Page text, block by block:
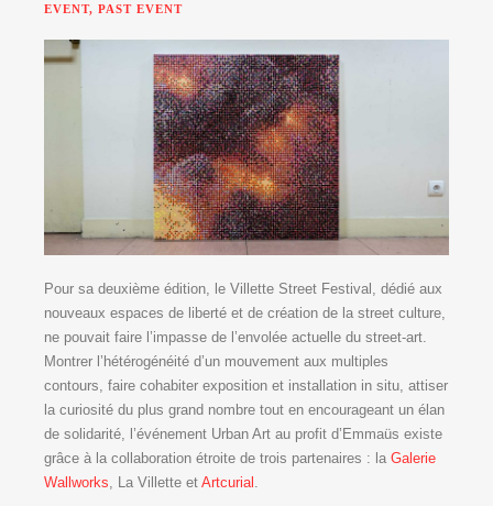
EVENT, PAST EVENT
Pour sa deuxième édition, le Villette Street Festival, dédié aux
nouveaux espaces de liberté et de création de la street culture,
ne pouvait faire l’impasse de l’envolée actuelle du street-art.
Montrer l’hétérogénéité d’un mouvement aux multiples
contours, faire cohabiter exposition et installation in situ, attiser
la curiosité du plus grand nombre tout en encourageant un élan
de solidarité, l’événement Urban Art au profit d’Emmaüs existe
grâce à la collaboration étroite de trois partenaires : la Galerie
Wallworks, La Villette et Artcurial .